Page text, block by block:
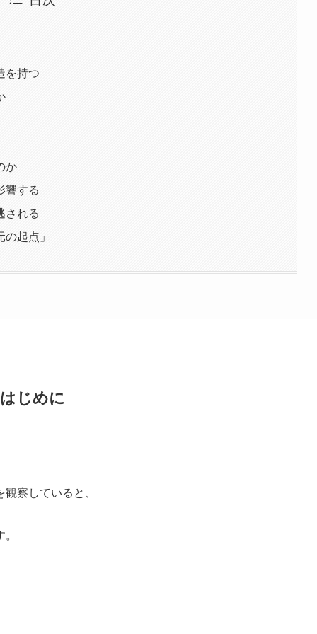
を持つ
か
響する
される
起点」
はじめに
察していると、